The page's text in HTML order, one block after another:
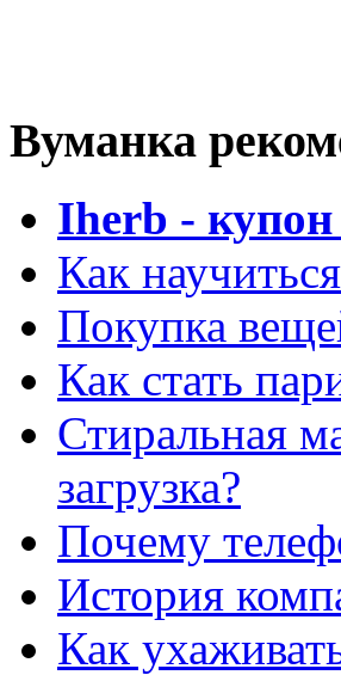
Вуманка
Iherb - купон
Как
Покупка
Как стать
Стиральная
загрузка?
Почему
История
Как